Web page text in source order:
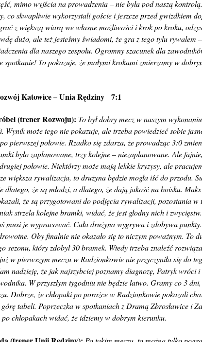
mimo wyjścia na prowadzenia – nie była pod naszą
co skwapliwie wykorzystali goście i jeszcze przed gwizdkiem
z większą wiarą we własne możliwości i krok po kroku,
dużo, ale też jesteśmy świadomi, że gra z tego tylu rywalem
dla naszego zespołu. Ogromny szacunek dla
spotkanie! To pokazuje, że małymi krokami zmierzamy w
Katowice – Unia Rędziny 7:1
(trener Rozwoju): To był dobry mecz w naszym
Wynik może tego nie pokazuje, ale trzeba powiedzieć sobie
pierwszej połowie. Rzadko się zdarza, że prowadząc 3:0
było zaplanowane, trzy kolejne – niezaplanowane. Ale
połowie. Niektórzy może mają lekkie kryzysy, ale
większa rywalizacja, to drużyna będzie mogła iść do przodu.
dlatego, że są młodzi, a dlatego, że dają jakość na boisku.
że są przygotowani do podjęcia rywalizacji, pozostania w
strzela kolejne bramki, widać, że jest głodny nich i
musi je wypracować. Cała drużyna wygrywa i zdobywa
Oby finalnie nie okazało się to niczym poważnym. To
sezonu, który zdobył 30 bramek. Wtedy trzeba znaleźć
w pierwszym meczu w Radzionkowie nie przyczyniła się do
nadzieję, że jak najszybciej poznamy diagnozę, Patryk wróci
W przyszłym tygodniu nie będzie łatwo. Gramy co 3
Dobrze, że chłopaki po porażce w Radzionkowie pokazali
tabeli. Poprzeczka w spotkaniach z Dramą Zbrosławice i
chłopakach widać, że idziemy w dobrym kierunku.